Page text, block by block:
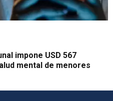
impone USD 567
mental de menores